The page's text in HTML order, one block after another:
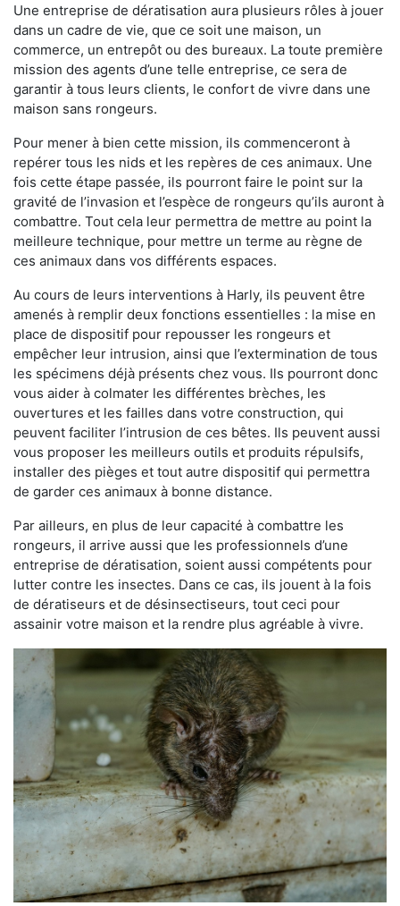
Une entreprise de dératisation aura plusieurs rôles à jouer
dans un cadre de vie, que ce soit une maison, un
commerce, un entrepôt ou des bureaux. La toute première
mission des agents d’une telle entreprise, ce sera de
garantir à tous leurs clients, le confort de vivre dans une
maison sans rongeurs.
Pour mener à bien cette mission, ils commenceront à
repérer tous les nids et les repères de ces animaux. Une
fois cette étape passée, ils pourront faire le point sur la
gravité de l’invasion et l’espèce de rongeurs qu’ils auront à
combattre. Tout cela leur permettra de mettre au point la
meilleure technique, pour mettre un terme au règne de
ces animaux dans vos différents espaces.
Au cours de leurs interventions à Harly, ils peuvent être
amenés à remplir deux fonctions essentielles : la mise en
place de dispositif pour repousser les rongeurs et
empêcher leur intrusion, ainsi que l’extermination de tous
les spécimens déjà présents chez vous. Ils pourront donc
vous aider à colmater les différentes brèches, les
ouvertures et les failles dans votre construction, qui
peuvent faciliter l’intrusion de ces bêtes. Ils peuvent aussi
vous proposer les meilleurs outils et produits répulsifs,
installer des pièges et tout autre dispositif qui permettra
de garder ces animaux à bonne distance.
Par ailleurs, en plus de leur capacité à combattre les
rongeurs, il arrive aussi que les professionnels d’une
entreprise de dératisation, soient aussi compétents pour
lutter contre les insectes. Dans ce cas, ils jouent à la fois
de dératiseurs et de désinsectiseurs, tout ceci pour
assainir votre maison et la rendre plus agréable à vivre.